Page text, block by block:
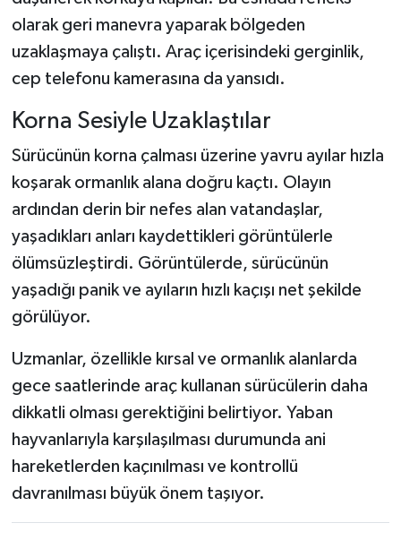
olarak geri manevra yaparak bölgeden
uzaklaşmaya çalıştı. Araç içerisindeki gerginlik,
cep telefonu kamerasına da yansıdı.
Korna Sesiyle Uzaklaştılar
Sürücünün korna çalması üzerine yavru ayılar hızla
koşarak ormanlık alana doğru kaçtı. Olayın
ardından derin bir nefes alan vatandaşlar,
yaşadıkları anları kaydettikleri görüntülerle
ölümsüzleştirdi. Görüntülerde, sürücünün
yaşadığı panik ve ayıların hızlı kaçışı net şekilde
görülüyor.
Uzmanlar, özellikle kırsal ve ormanlık alanlarda
gece saatlerinde araç kullanan sürücülerin daha
dikkatli olması gerektiğini belirtiyor. Yaban
hayvanlarıyla karşılaşılması durumunda ani
hareketlerden kaçınılması ve kontrollü
davranılması büyük önem taşıyor.